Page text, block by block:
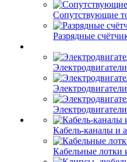
Сопутствующие
Разрядные
Кабель-каналы и
Кабельные лотки